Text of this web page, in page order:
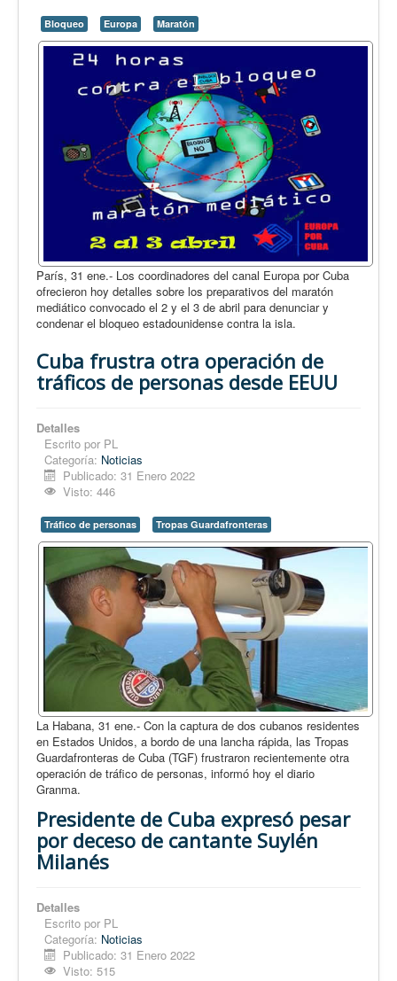
Bloqueo Europa Maratón
París, 31 ene.- Los coordinadores del canal Europa por Cuba
ofrecieron hoy detalles sobre los preparativos del maratón
mediático convocado el 2 y el 3 de abril para denunciar y
condenar el bloqueo estadounidense contra la isla.
Cuba frustra otra operación de
tráficos de personas desde EEUU
Detalles
Escrito por PL
Categoría: Noticias
Publicado: 31 Enero 2022
Visto: 446
Tráfico de personas Tropas Guardafronteras
La Habana, 31 ene.- Con la captura de dos cubanos residentes
en Estados Unidos, a bordo de una lancha rápida, las Tropas
Guardafronteras de Cuba (TGF) frustraron recientemente otra
operación de tráfico de personas, informó hoy el diario
Granma.
Presidente de Cuba expresó pesar
por deceso de cantante Suylén
Milanés
Detalles
Escrito por PL
Categoría: Noticias
Publicado: 31 Enero 2022
Visto: 515